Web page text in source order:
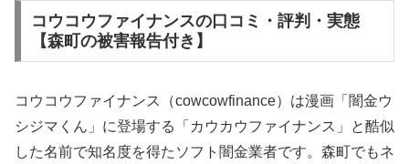
コウコウファイナンスの口コミ・評判・実態
【森町の被害報告付き】
コウコウファイナンス（cowcowfinance）は漫画「闇金ウ
シジマくん」に登場する「カウカウファイナンス」と酷似
した名前で知名度を得たソフト闇金業者です。森町でもネ